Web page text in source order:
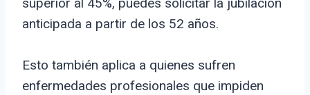
superior al 45%, puedes solicitar la jubilación
anticipada a partir de los 52 años.
Esto también aplica a quienes sufren
enfermedades profesionales que impiden